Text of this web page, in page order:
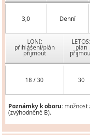
3,0 Denní
LONI:
přihlášení/plán
přijmout
LETOS:
plán
18 / 30 30
Poznámky k oboru: možnost
(zvýhodněně B).